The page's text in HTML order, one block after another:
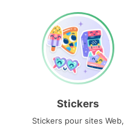
Stickers
Stickers pour sites Web,